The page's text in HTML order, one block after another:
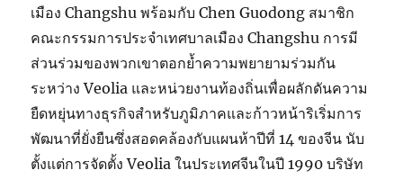
เมือง Changshu พร้อมกับ Chen Guodong สมาชิก
คณะกรรมการประจำเทศบาลเมือง Changshu การมี
ส่วนร่วมของพวกเขาตอกย้ำความพยายามร่วมกัน
ระหว่าง Veolia และหน่วยงานท้องถิ่นเพื่อผลักดันความ
ยืดหยุ่นทางธุรกิจสำหรับภูมิภาคและก้าวหน้าริเริ่มการ
พัฒนาที่ยั่งยืนซึ่งสอดคล้องกับแผนห้าปีที่ 14 ของจีน นับ
ตั้งแต่การจัดตั้ง Veolia ในประเทศจีนในปี 1990 บริษัท